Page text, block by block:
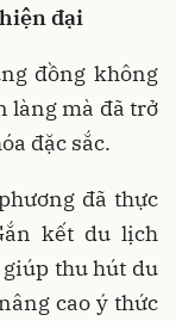
đại
đồng không
làng mà đã trở
đặc sắc.
đã thực
kết du lịch
thu hút du
cao ý thức